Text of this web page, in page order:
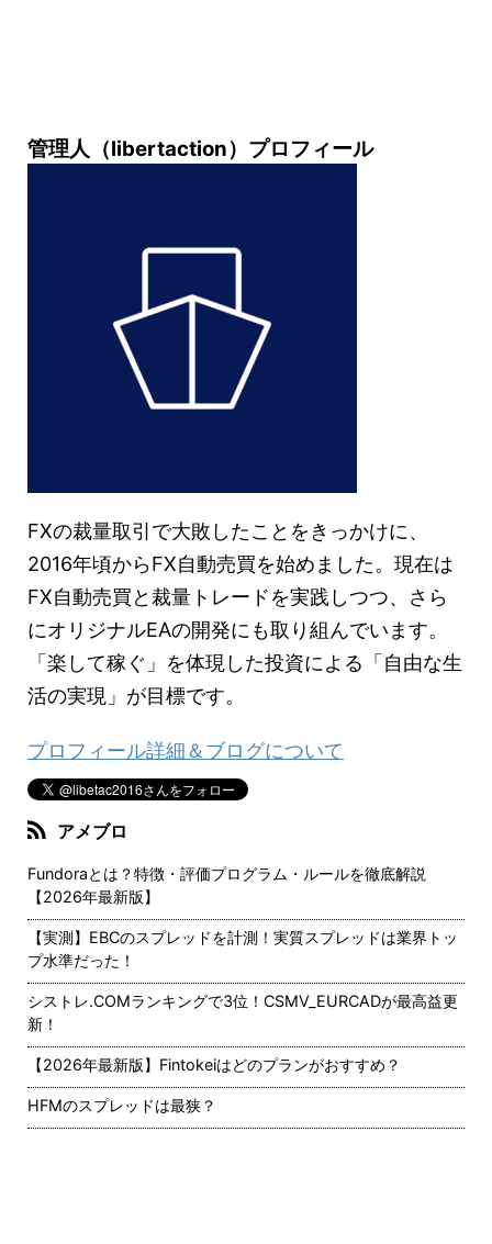
管理人（libertaction）プロフィール
FXの裁量取引で大敗したことをきっかけに、
2016年頃からFX自動売買を始めました。現在は
FX自動売買と裁量トレードを実践しつつ、さら
にオリジナルEAの開発にも取り組んでいます。
「楽して稼ぐ」を体現した投資による「自由な生
活の実現」が目標です。
プロフィール詳細＆ブログについて
アメブロ
Fundoraとは？特徴・評価プログラム・ルールを徹底解説
【2026年最新版】
【実測】EBCのスプレッドを計測！実質スプレッドは業界トッ
プ水準だった！
シストレ.COMランキングで3位！CSMV_EURCADが最高益更
新！
【2026年最新版】Fintokeiはどのプランがおすすめ？
HFMのスプレッドは最狭？